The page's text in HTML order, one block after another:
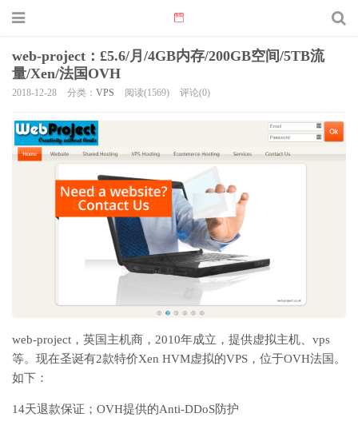
web-project：£5.6/月/4GB内存/200GB空间/5TB流
量/Xen/法国OVH
2018-12-28 分类： VPS 阅读(1569) 评论(0)
web-project，英国主机商，2010年成立，提供虚拟主机、vps
等。现在圣诞有2款特价Xen HVM虚拟的VPS，位于OVH法国。
如下：
14天退款保证；OVH提供的Anti-DDoS防护